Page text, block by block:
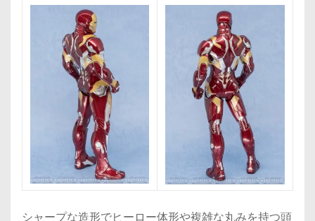
シャープな造形でヒーロー体形や複雑な丸みを持つ頭